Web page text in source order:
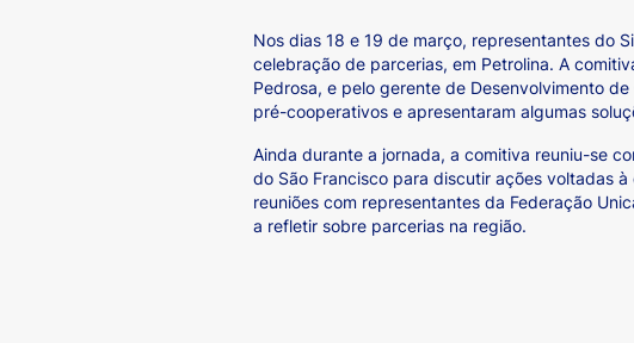
Nos dias 18 e 19 de março, representantes do
celebração de parcerias, em Petrolina. A
Pedrosa, e pelo gerente de Desenvolvimento
pré-cooperativos e apresentaram algumas
Ainda durante a jornada, a comitiva reuniu-se
do São Francisco para discutir ações voltadas
reuniões com representantes da Federação
a refletir sobre parcerias na região.